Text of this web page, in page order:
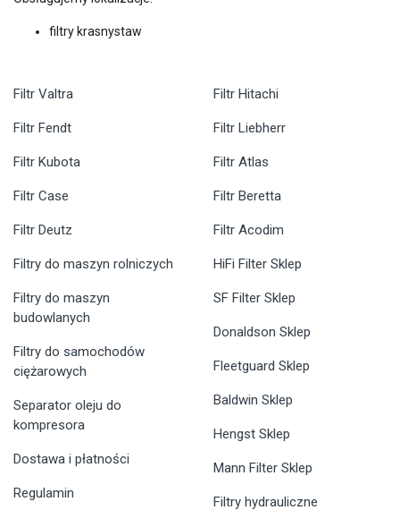
filtry krasnystaw
Filtr Valtra
Filtr Fendt
Filtr Kubota
Filtr Case
Filtr Deutz
Filtr Hitachi
Filtr Liebherr
Filtr Atlas
Filtr Beretta
Filtr Acodim
Filtry do maszyn rolniczych
Filtry do maszyn
budowlanych
Filtry do samochodów
ciężarowych
Separator oleju do
kompresora
Dostawa i płatności
Regulamin
HiFi Filter Sklep
SF Filter Sklep
Donaldson Sklep
Fleetguard Sklep
Baldwin Sklep
Hengst Sklep
Mann Filter Sklep
Filtry hydrauliczne